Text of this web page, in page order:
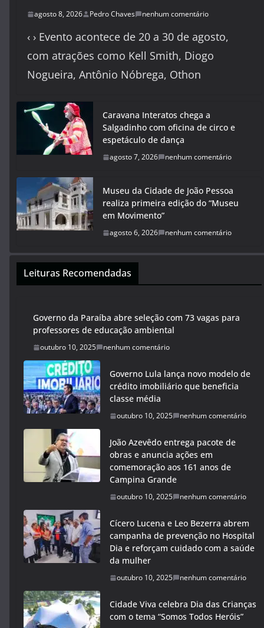
agosto 8, 2026 Pedro Chaves nenhum comentário
‹ › Evento acontece de 20 a 30 de agosto,
com atrações como Kell Smith, Diogo
Nogueira, Antônio Nóbrega, Othon
Caravana Interatos chega a
Salgadinho com oficina de circo e
espetáculo de dança
agosto 7, 2026 nenhum comentário
Museu da Cidade de João Pessoa
realiza primeira edição do “Museu
em Movimento”
agosto 6, 2026 nenhum comentário
Leituras Recomendadas
Governo da Paraíba abre seleção com 73 vagas para
professores de educação ambiental
outubro 10, 2025 nenhum comentário
Governo Lula lança novo modelo de
crédito imobiliário que beneficia
classe média
outubro 10, 2025 nenhum comentário
João Azevêdo entrega pacote de
obras e anuncia ações em
comemoração aos 161 anos de
Campina Grande
outubro 10, 2025 nenhum comentário
Cícero Lucena e Leo Bezerra abrem
campanha de prevenção no Hospital
Dia e reforçam cuidado com a saúde
da mulher
outubro 10, 2025 nenhum comentário
Cidade Viva celebra Dia das Crianças
com o tema “Somos Todos Heróis”